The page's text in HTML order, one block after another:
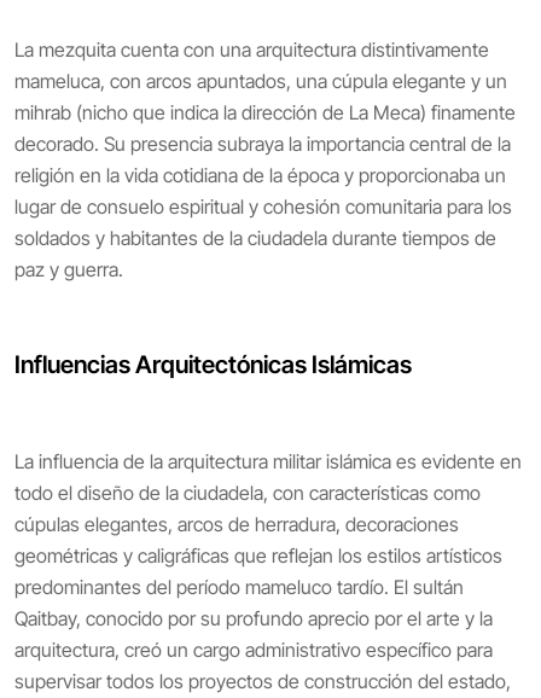
La mezquita cuenta con una arquitectura distintivamente
mameluca, con arcos apuntados, una cúpula elegante y un
mihrab (nicho que indica la dirección de La Meca) finamente
decorado. Su presencia subraya la importancia central de la
religión en la vida cotidiana de la época y proporcionaba un
lugar de consuelo espiritual y cohesión comunitaria para los
soldados y habitantes de la ciudadela durante tiempos de
paz y guerra.
Influencias Arquitectónicas Islámicas
La influencia de la arquitectura militar islámica es evidente en
todo el diseño de la ciudadela, con características como
cúpulas elegantes, arcos de herradura, decoraciones
geométricas y caligráficas que reflejan los estilos artísticos
predominantes del período mameluco tardío. El sultán
Qaitbay, conocido por su profundo aprecio por el arte y la
arquitectura, creó un cargo administrativo específico para
supervisar todos los proyectos de construcción del estado,